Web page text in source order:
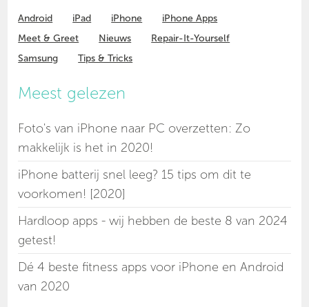
Android iPad iPhone
iPhone Apps
Meet & Greet
Nieuws
Repair-It-Yourself
Samsung
Tips & Tricks
Meest gelezen
Foto's van iPhone naar PC overzetten: Zo
makkelijk is het in 2020!
iPhone batterij snel leeg? 15 tips om dit te
voorkomen! [2020]
Hardloop apps - wij hebben de beste 8 van 2024
getest!
Dé 4 beste fitness apps voor iPhone en Android
van 2020